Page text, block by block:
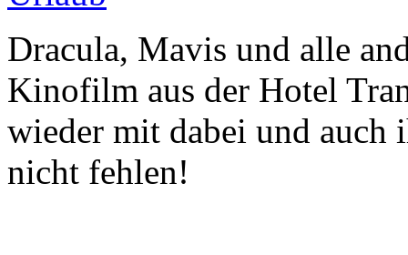
Dracula, Mavis und alle
Kinofilm aus der Hotel
wieder mit dabei und
nicht fehlen!